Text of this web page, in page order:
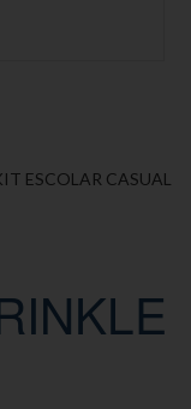
ESCOLAR CASUAL